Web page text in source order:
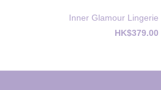
Inner Glamour Lingerie
HK$379.00